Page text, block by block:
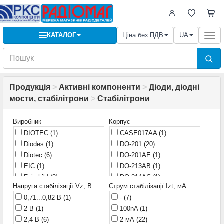
КАТАЛОГ Ціна без ПДВ UA
Продукція > Активні компоненти > Діоди, діодні
мости, стабілітрони > Стабілітрони
Виробник
DIOTEC (1)
Diodes (1)
Diotec (6)
EIC (1)
Fairchild(3)
GENL (1)
HXY(1)
ICC(1)
ITT(1)
Корпус
CASE017AA (1)
DO-201 (20)
DO-201AE (1)
DO-213AB (1)
DO-214AC(1)
DO-236(1)
DO-35
DO-41(103)
KD-2 (1)
Напруга стабілізації Vz, В
0,71...0,82 В (1)
2 В (1)
2,4 В (6)
Струм стабілізації Izt, мА
- (7)
100nA (1)
2 мА (22)